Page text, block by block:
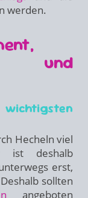
werden.
und
Hecheln viel
ist deshalb
erst,
sollten
angeboten